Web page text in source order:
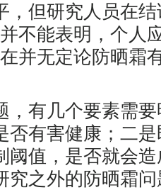
，但研究人员在
不能表明，个人
并无定论防晒霜
有几个要素需要
否有害健康；二
阈值，是否就会
究之外的防晒霜